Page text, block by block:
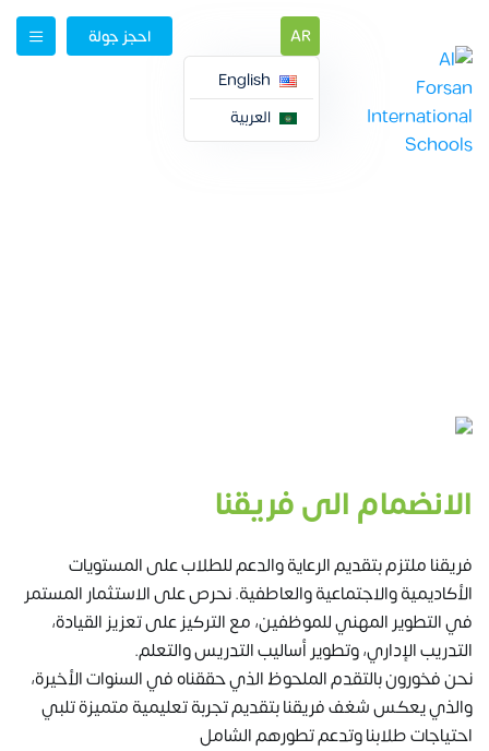
AR
العربية
احجز جولة
الانضمام الى فريقنا
فريقنا ملتزم بتقديم الرعاية والدعم للطلاب على المستويات
الأكاديمية والاجتماعية والعاطفية. نحرص على الاستثمار المستمر
في التطوير المهني للموظفين، مع التركيز على تعزيز القيادة،
التدريب الإداري، وتطوير أساليب التدريس والتعلم.
نحن فخورون بالتقدم الملحوظ الذي حققناه في السنوات الأخيرة،
والذي يعكس شغف فريقنا بتقديم تجربة تعليمية متميزة تلبي
احتياجات طلابنا وتدعم تطورهم الشامل